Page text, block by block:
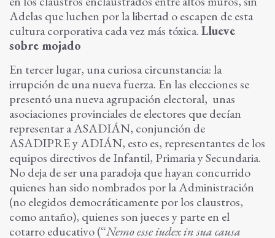
Adelas que luchen por la libertad o escapen de esta
cultura corporativa cada vez más tóxica.Llueve
sobre mojado
En tercer lugar, una curiosa circunstancia: la
irrupción de una nueva fuerza. En las elecciones se
presentó una nueva agrupación electoral, unas
asociaciones provinciales de electores que decían
representar a ASADIÁN, conjunción de
ASADIPRE y ADIÁN, esto es, representantes de los
equipos directivos de Infantil, Primaria y Secundaria.
No deja de ser una paradoja que hayan concurrido
quienes han sido nombrados por la Administración
(no elegidos democráticamente por los claustros,
como antaño), quienes son jueces y parte en el
cotarro educativo (“Nemo esse iudex in sua causa